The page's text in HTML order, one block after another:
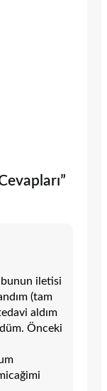
bunun iletisi
(tam
aldım
Önceki